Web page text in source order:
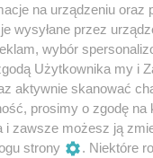
(pon.) godz.
w relację
seans w ramach
Very Brandes i
na urządzeniu oraz
wysyłane przez
wybór
Użytkownika my i
aktywnie skanować
prosimy o zgodę na
i zawsze możesz ją
strony
. Niektóre